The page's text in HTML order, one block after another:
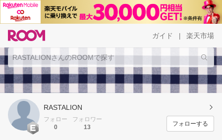
ガイド 楽天市場
RASTALION
フォロー
0
フォロワー
13
フォローする